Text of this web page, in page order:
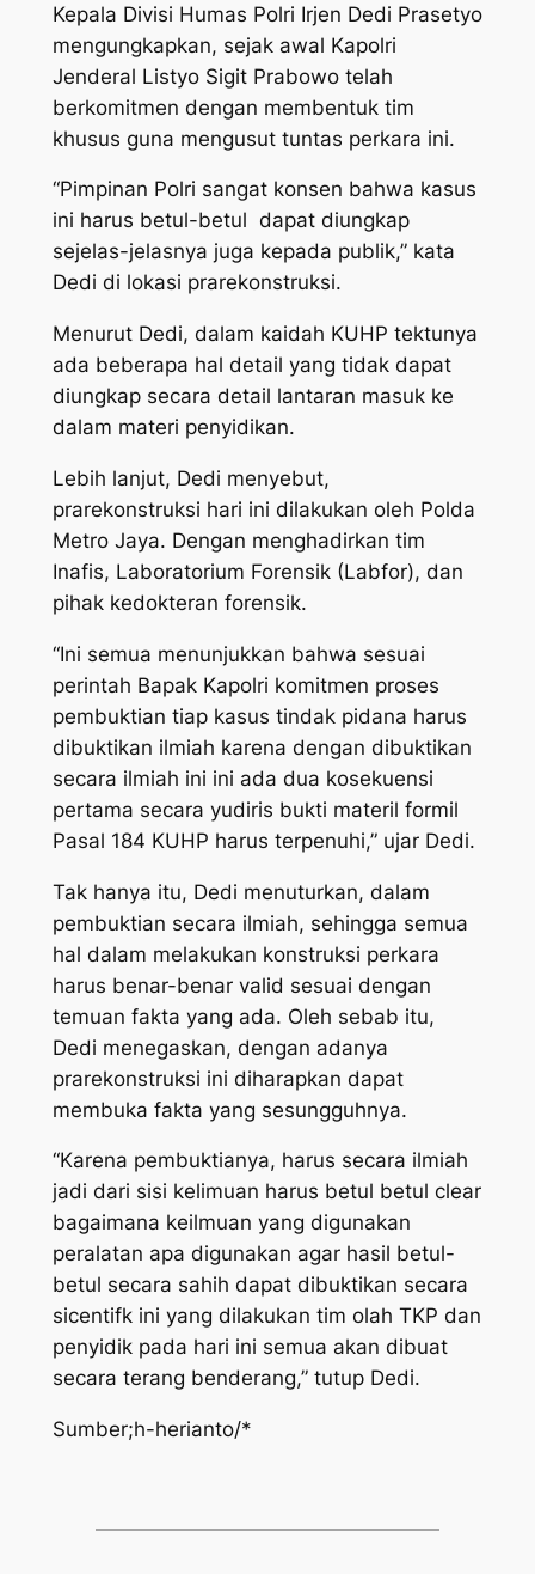
Kepala Divisi Humas Polri Irjen Dedi Prasetyo
mengungkapkan, sejak awal Kapolri
Jenderal Listyo Sigit Prabowo telah
berkomitmen dengan membentuk tim
khusus guna mengusut tuntas perkara ini.
“Pimpinan Polri sangat konsen bahwa kasus
ini harus betul-betul dapat diungkap
sejelas-jelasnya juga kepada publik,” kata
Dedi di lokasi prarekonstruksi.
Menurut Dedi, dalam kaidah KUHP tektunya
ada beberapa hal detail yang tidak dapat
diungkap secara detail lantaran masuk ke
dalam materi penyidikan.
Lebih lanjut, Dedi menyebut,
prarekonstruksi hari ini dilakukan oleh Polda
Metro Jaya. Dengan menghadirkan tim
Inafis, Laboratorium Forensik (Labfor), dan
pihak kedokteran forensik.
“Ini semua menunjukkan bahwa sesuai
perintah Bapak Kapolri komitmen proses
pembuktian tiap kasus tindak pidana harus
dibuktikan ilmiah karena dengan dibuktikan
secara ilmiah ini ini ada dua kosekuensi
pertama secara yudiris bukti materil formil
Pasal 184 KUHP harus terpenuhi,” ujar Dedi.
Tak hanya itu, Dedi menuturkan, dalam
pembuktian secara ilmiah, sehingga semua
hal dalam melakukan konstruksi perkara
harus benar-benar valid sesuai dengan
temuan fakta yang ada. Oleh sebab itu,
Dedi menegaskan, dengan adanya
prarekonstruksi ini diharapkan dapat
membuka fakta yang sesungguhnya.
“Karena pembuktianya, harus secara ilmiah
jadi dari sisi kelimuan harus betul betul clear
bagaimana keilmuan yang digunakan
peralatan apa digunakan agar hasil betul-
betul secara sahih dapat dibuktikan secara
sicentifk ini yang dilakukan tim olah TKP dan
penyidik pada hari ini semua akan dibuat
secara terang benderang,” tutup Dedi.
Sumber;h-herianto/*